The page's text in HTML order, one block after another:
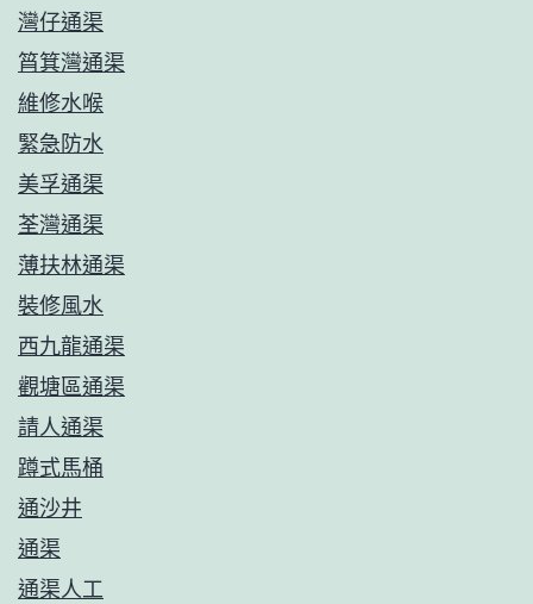
灣仔通渠
筲箕灣通渠
維修水喉
緊急防水
美孚通渠
荃灣通渠
薄扶林通渠
裝修風水
西九龍通渠
觀塘區通渠
請人通渠
蹲式馬桶
通沙井
通渠
通渠人工